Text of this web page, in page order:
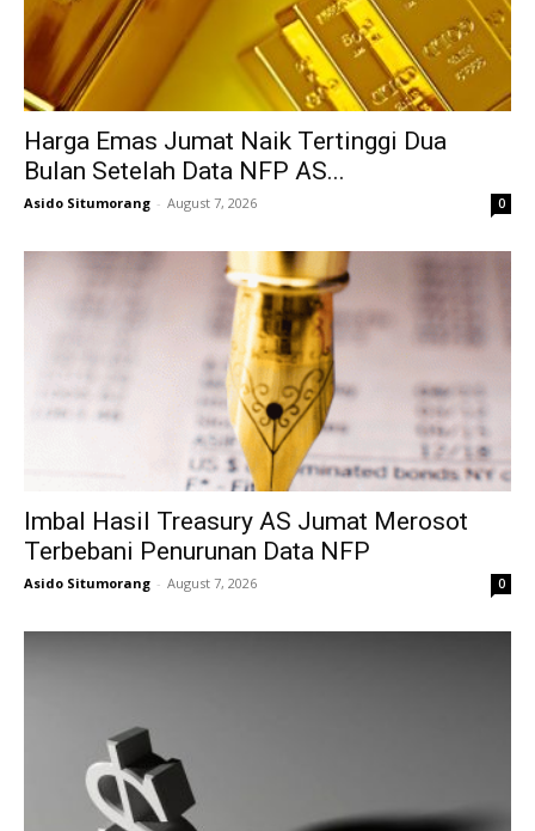
Harga Emas Jumat Naik Tertinggi Dua
Bulan Setelah Data NFP AS...
Asido Situmorang - August 7, 2026 0
Imbal Hasil Treasury AS Jumat Merosot
Terbebani Penurunan Data NFP
Asido Situmorang - August 7, 2026 0